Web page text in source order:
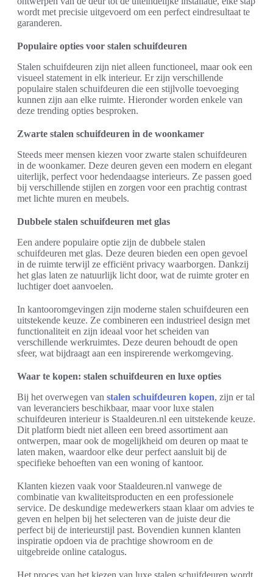
wordt met precisie uitgevoerd om een perfect eindresultaat te
garanderen.
Populaire opties voor stalen schuifdeuren
Stalen schuifdeuren zijn niet alleen functioneel, maar ook een
visueel statement in elk interieur. Er zijn verschillende
populaire stalen schuifdeuren die een stijlvolle toevoeging
kunnen zijn aan elke ruimte. Hieronder worden enkele van
deze trending opties besproken.
Zwarte stalen schuifdeuren in de woonkamer
Steeds meer mensen kiezen voor zwarte stalen schuifdeuren
in de woonkamer. Deze deuren geven een modern en elegant
uiterlijk, perfect voor hedendaagse interieurs. Ze passen goed
bij verschillende stijlen en zorgen voor een prachtig contrast
met lichte muren en meubels.
Dubbele stalen schuifdeuren met glas
Een andere populaire optie zijn de dubbele stalen
schuifdeuren met glas. Deze deuren bieden een open gevoel
in de ruimte terwijl ze efficiënt privacy waarborgen. Dankzij
het glas laten ze natuurlijk licht door, wat de ruimte groter en
luchtiger doet aanvoelen.
In kantooromgevingen zijn moderne stalen schuifdeuren een
uitstekende keuze. Ze combineren een industrieel design met
functionaliteit en zijn ideaal voor het scheiden van
verschillende werkruimtes. Deze deuren behoudt de open
sfeer, wat bijdraagt aan een inspirerende werkomgeving.
Waar te kopen: stalen schuifdeuren en luxe opties
Bij het overwegen van stalen schuifdeuren kopen, zijn er tal
van leveranciers beschikbaar, maar voor luxe stalen
schuifdeuren interieur is Staaldeuren.nl een uitstekende keuze.
Dit platform biedt niet alleen een breed assortiment aan
ontwerpen, maar ook de mogelijkheid om deuren op maat te
laten maken, waardoor elke deur perfect aansluit bij de
specifieke behoeften van een woning of kantoor.
Klanten kiezen vaak voor Staaldeuren.nl vanwege de
combinatie van kwaliteitsproducten en een professionele
service. De deskundige medewerkers staan klaar om advies te
geven en helpen bij het selecteren van de juiste deur die
perfect bij de interieurstijl past. Bovendien kunnen klanten
inspiratie opdoen via de prachtige showroom en de
uitgebreide online catalogus.